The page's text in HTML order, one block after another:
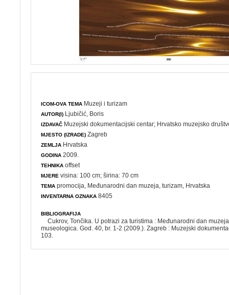
ICOM-OVA TEMA Muzeji i turizam
AUTOR(I) Ljubičić, Boris
IZDAVAČ Muzejski dokumentacijski centar; Hrvatsko muzejsko
MJESTO (IZRADE) Zagreb
ZEMLJA Hrvatska
GODINA 2009.
TEHNIKA offset
MJERE visina: 100 cm; širina: 70 cm
TEMA promocija Međunarodni dan muzeja ,turizam , Hrvatska
INVENTARNA OZNAKA 8405
BIBLIOGRAFIJA
Cukrov, Tončika. U potrazi za turistima : Međunarodni dan
museologica. God. 40, br. 1-2 (2009.). Zagreb : Muzejski
103.